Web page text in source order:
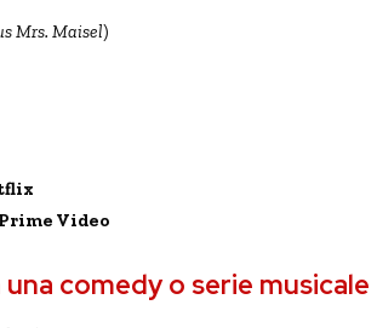
Mrs. Maisel)
Prime Video
comedy o serie musicale